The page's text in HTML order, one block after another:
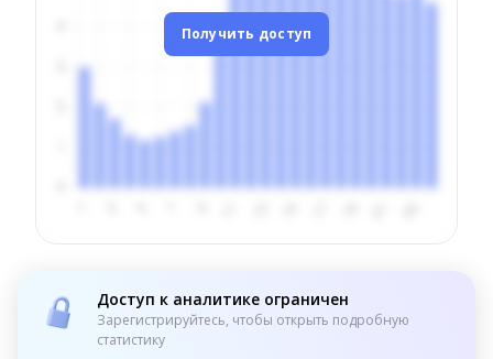
Получить доступ
Доступ к аналитике ограничен
Зарегистрируйтесь, чтобы открыть подробную
статистику